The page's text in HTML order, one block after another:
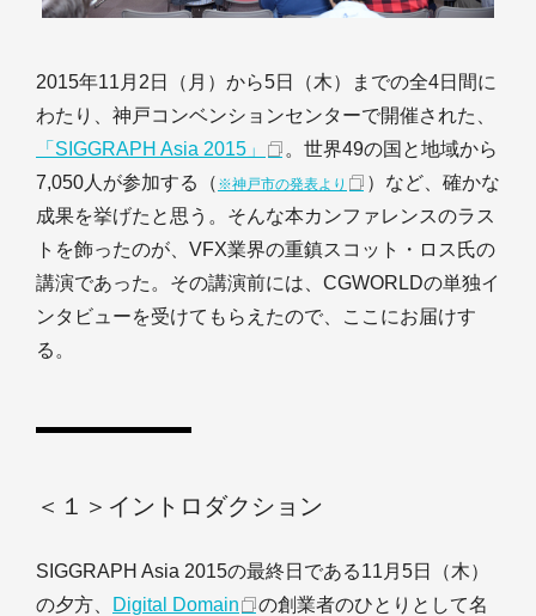
2015年11月2日（月）から5日（木）までの全4日間に
わたり、神戸コンベンションセンターで開催された、
「SIGGRAPH Asia 2015」
。世界49の国と地域から
7,050人が参加する（ ※神戸市の発表より
）など、確かな
成果を挙げたと思う。そんな本カンファレンスのラス
トを飾ったのが、VFX業界の重鎮スコット・ロス氏の
講演であった。その講演前には、CGWORLDの単独イ
ンタビューを受けてもらえたので、ここにお届けす
る。
＜１＞イントロダクション
SIGGRAPH Asia 2015の最終日である11月5日（木）
の夕方、
Digital Domain
の創業者のひとりとして名